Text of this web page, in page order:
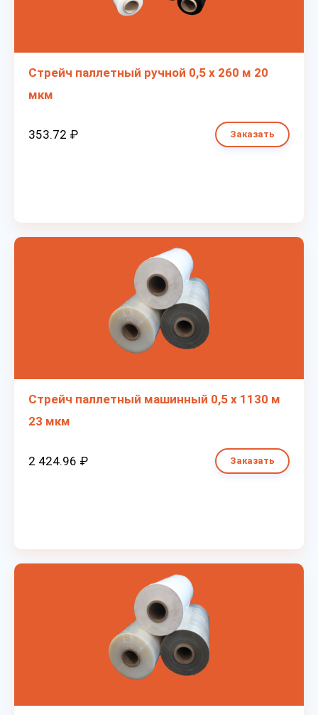
Стрейч паллетный ручной 0,5 х 260 м 20
мкм
353.72 ₽ Заказать
Стрейч паллетный машинный 0,5 х 1130 м
23 мкм
2 424.96 ₽ Заказать